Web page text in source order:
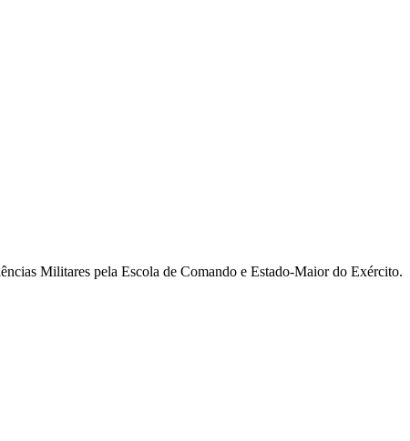
Militares pela Escola de Comando e Estado-Maior do Exército.